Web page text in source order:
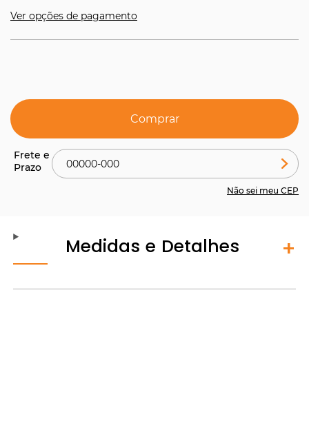
Ver opções de pagamento
Comprar
Não sei meu CEP
Medidas e Detalhes